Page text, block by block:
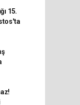
15.